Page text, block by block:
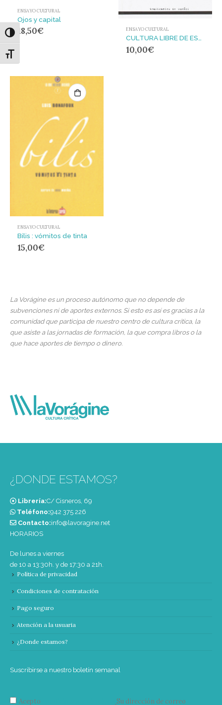
Alternar alto contraste
Alternar tamaño de letra
ENSAYO CULTURAL
Ojos y capital
18,50€ ENSAYO CULTURAL
10,00€
ENSAYO CULTURAL
Bilis : vómitos de tinta
15,00€
La Vorágine es un proceso autónomo que no depende de
subvenciones ni de aportes externos. Si esto es así es gracias a la
comunidad que participa de nuestro centro de cultura crítica, la
que asiste a las jornadas de formación, la que compra libros o la
que hace aportes de tiempo o dinero.
¿DONDE ESTAMOS?
Librería:C/ Cisneros, 69
Teléfono:‭942 375 226‬
Contacto:info@lavoragine.net
HORARIOS
De lunes a viernes
de 10 a 13:30h. y de 17:30 a 21h.
Política de privacidad
Condiciones de contratación
Pago seguro
Atención a la usuaria
¿Donde estamos?
Suscribirse a nuestro boletín semanal
Acepto
Su dirección de correo